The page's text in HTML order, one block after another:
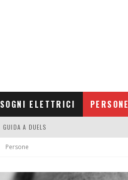
SOGNI ELETTRICI PERSONE
GUIDA A DUELS
CONTRIBUTORS
Persone